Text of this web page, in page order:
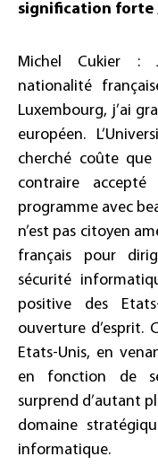
signification forte
Michel Cukier :
nationalité
Luxembourg, j’ai
européen.
cherché coûte
contraire
programme avec
n’est pas citoyen
français pour
sécurité
positive des
ouverture d’esprit.
Etats-Unis, en
en fonction de
surprend d’autant
domaine
informatique.